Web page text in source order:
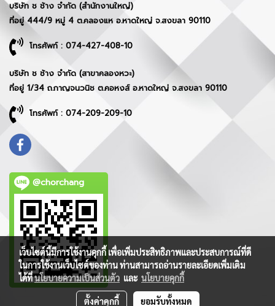
บริษัท ช ช้าง จำกัด (สำนักงานใหญ่)
ที่อยู่ 444/9 หมู่ 4 ต.คลองแห อ.หาดใหญ่ จ.สงขลา 90110
โทรศัพท์ : 074-427-408-10
บริษัท ช ช้าง จำกัด (สาขาคลองหวะ)
ที่อยู่ 1/34 ถ.กาญจนวนิช ต.คอหงส์ อ.หาดใหญ่ จ.สงขลา 90110
โทรศัพท์ : 074-209-209-10
@chorchang
เว็บไซต์นี้มีการใช้งานคุกกี้ เพื่อเพิ่มประสิทธิภาพและประสบการณ์ที่ดี
ในการใช้งานเว็บไซต์ของท่าน ท่านสามารถอ่านรายละเอียดเพิ่มเติม
ได้ที่นโยบายความเป็นส่วนตัว และ นโยบายคุกกี้
ตั้งค่าคุกกี้ ยอมรับทั้งหมด